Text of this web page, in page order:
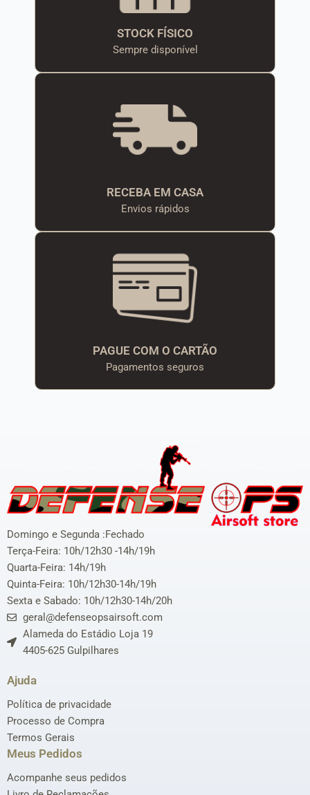
STOCK FÍSICO
Sempre disponível
RECEBA EM CASA
Envios rápidos
PAGUE COM O CARTÃO
Pagamentos seguros
Domingo e Segunda :Fechado
Terça-Feira: 10h/12h30 -14h/19h
Quarta-Feira: 14h/19h
Quinta-Feira: 10h/12h30-14h/19h
Sexta e Sabado: 10h/12h30-14h/20h
geral@defenseopsairsoft.com
Alameda do Estádio Loja 19
4405-625 Gulpilhares
Ajuda
Política de privacidade
Processo de Compra
Termos Gerais
Meus Pedidos
Acompanhe seus pedidos